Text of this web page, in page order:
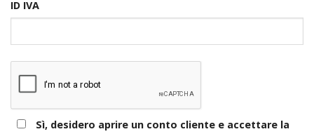
ID IVA
Sì, desidero aprire un conto cliente e accettare la